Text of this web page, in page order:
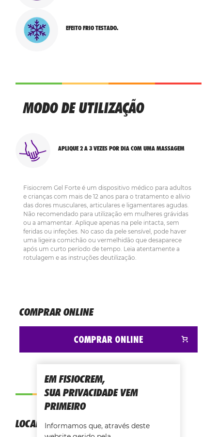
EFEITO FRIO TESTADO.
MODO DE UTILIZAÇÃO
APLIQUE 2 A 3 VEZES POR DIA COM UMA MASSAGEM
Fisiocrem Gel Forte é um dispositivo médico para adultos
e crianças com mais de 12 anos para o tratamento e alívio
das dores musculares, articulares e ligamentares agudas.
Não recomendado para utilização em mulheres grávidas
ou a amamentar. Aplique apenas na pele intacta, sem
feridas ou infeções. No caso da pele sensível, pode haver
uma ligeira comichão ou vermelhidão que desaparece
após um curto período de tempo. Leia atentamente a
rotulagem e as instruções deutilização.
COMPRAR ONLINE
COMPRAR ONLINE
LOCALIZA A TUA FARMÁCIA
EM FISIOCREM,
SUA PRIVACIDADE VEM
PRIMEIRO
Informamos que, através deste